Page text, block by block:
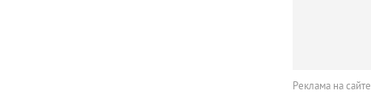
Реклама на сайте